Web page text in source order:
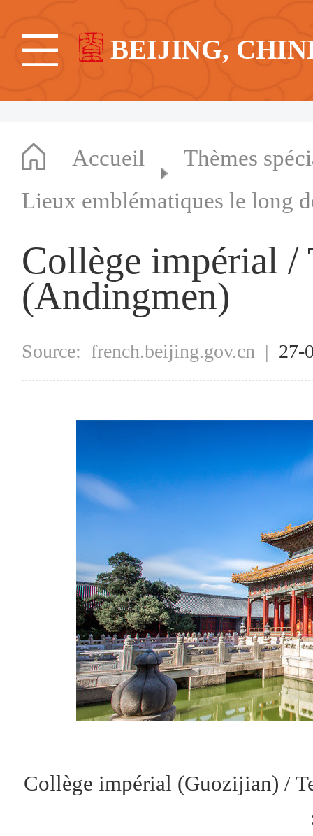
BEIJING,
Accueil
Thèmes
Lieux emblématiques le long
Collège impérial /
(Andingmen)
Source: french.beijing.gov.cn | 27-
Collège impérial (Guozijian) /